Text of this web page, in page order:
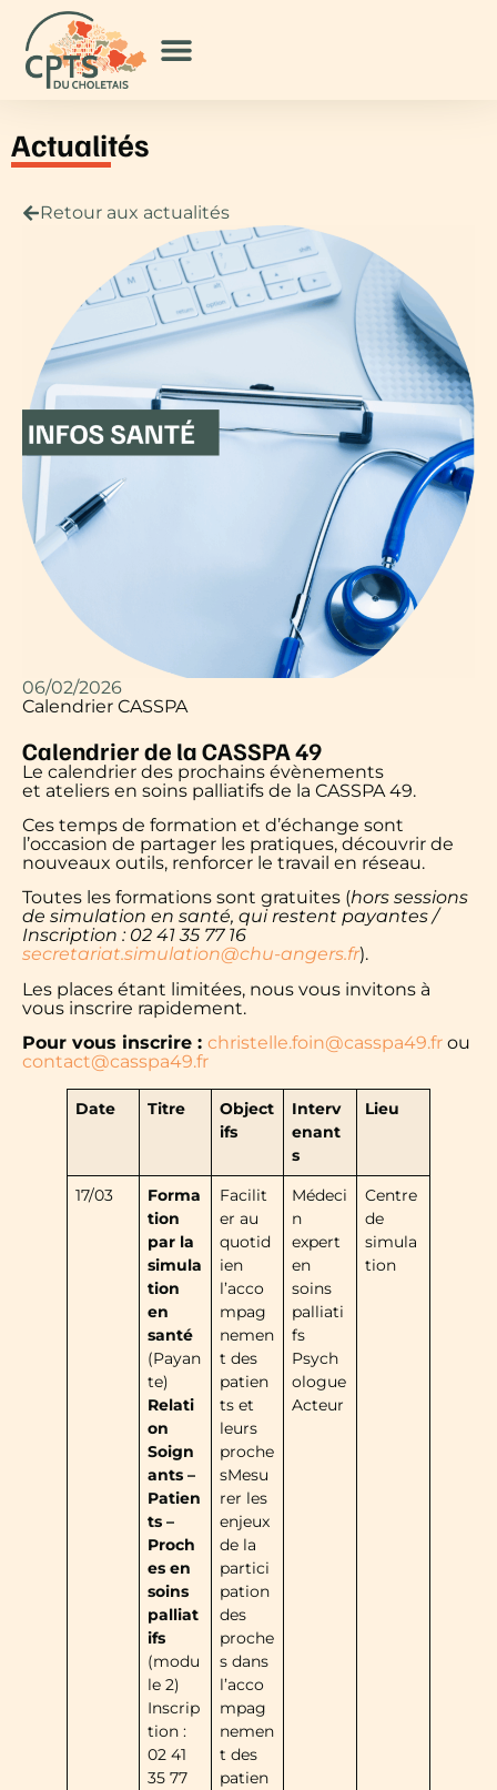
Actualités
Retour aux actualités
06/02/2026
Calendrier CASSPA
Calendrier de la CASSPA 49
Le calendrier des prochains évènements
et ateliers en soins palliatifs de la CASSPA 49.
Ces temps de formation et d’échange sont
l’occasion de partager les pratiques, découvrir de
nouveaux outils, renforcer le travail en réseau.
Toutes les formations sont gratuites (hors sessions
de simulation en santé, qui restent payantes /
Inscription : 02 41 35 77 16
secretariat.simulation@chu-angers.fr).
Les places étant limitées, nous vous invitons à
vous inscrire rapidement.
Pour vous inscrire : christelle.foin@casspa49.fr ou
contact@casspa49.fr
Date Titre
Object
ifs
Interv
enant
s
Lieu
17/03
Forma
tion
par la
simula
tion
en
santé
(Payan
te)
Relati
on
Soign
ants –
Patien
ts –
Proch
es en
soins
palliat
ifs
(modu
le 2)
Inscrip
tion :
02 41
35 77
Facilit
er au
quotid
ien
l’acco
mpag
nemen
t des
patien
ts et
leurs
proche
sMesu
rer les
enjeux
de la
partici
pation
des
proche
s dans
l’acco
mpag
nemen
t des
patien
Médeci
n
expert
en
soins
palliati
fs
Psych
ologue
Acteur
Centre
de
simula
tion